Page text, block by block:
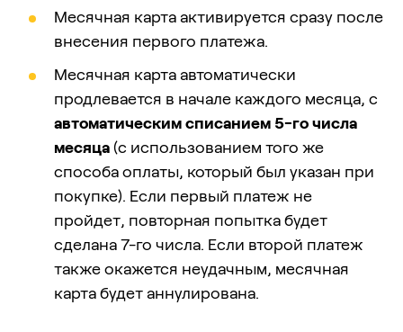
Месячная карта активируется сразу после
внесения первого платежа.
Месячная карта автоматически
продлевается в начале каждого месяца, с
автоматическим списанием 5-го числа
месяца(с использованием того же
способа оплаты, который был указан при
покупке). Если первый платеж не
пройдет, повторная попытка будет
сделана 7-го числа. Если второй платеж
также окажется неудачным, месячная
карта будет аннулирована.